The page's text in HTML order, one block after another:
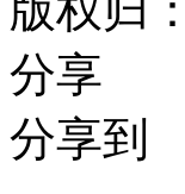
分享
分享到